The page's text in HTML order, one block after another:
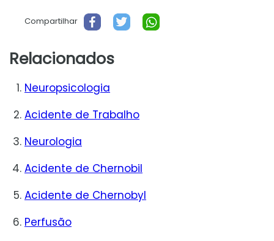
Compartilhar
Relacionados
Neuropsicologia
Acidente de Trabalho
Neurologia
Acidente de Chernobil
Acidente de Chernobyl
Perfusão